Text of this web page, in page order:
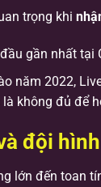
trọng khi
gần nhất tại
năm 2022,
không đủ để
đội
lớn đến toan